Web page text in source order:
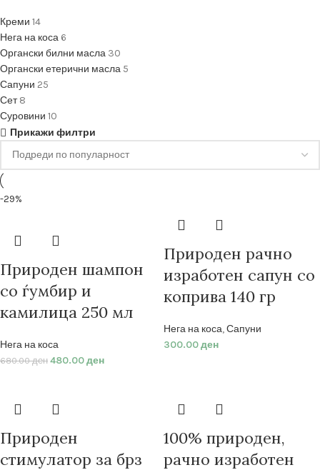
Креми 14
Нега на коса 6
Органски билни масла 30
Органски етерични масла 5
Сапуни 25
Сет 8
Суровини 10
Прикажи филтри
-29%
Природен шампон
со ѓумбир и
камилица 250 мл
Нега на коса
680.00ден 480.00ден
Природен рачно
изработен сапун со
коприва 140 гр
Нега на коса,Сапуни
300.00ден
Природен
стимулатор за брз
100% природен,
рачно изработен